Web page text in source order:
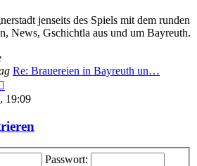
jenseits des Spiels mit dem runden
News, Gschichtla aus und um Bayreuth.
Re: Brauereien in Bayreuth un…
Beitrag
19:09
Passwort: